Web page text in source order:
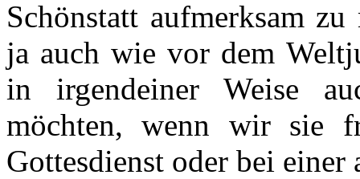
Schönstatt aufmerksam
ja auch wie vor dem
in irgendeiner Weise
möchten, wenn wir sie
Gottesdienst oder bei